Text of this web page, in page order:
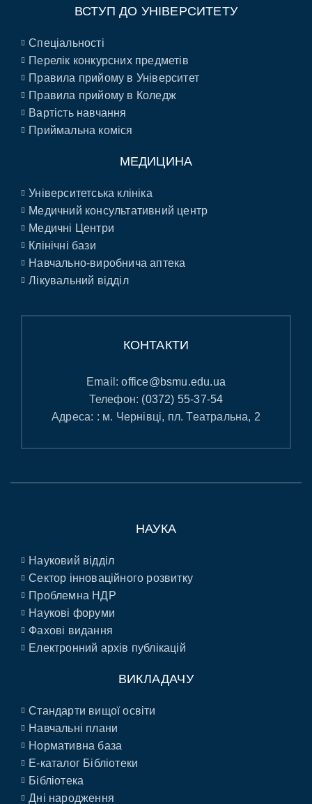
ВСТУП ДО УНІВЕРСИТЕТУ
Спеціальності
Перелік конкурсних предметів
Правила прийому в Університет
Правила прийому в Коледж
Вартість навчання
Приймальна коміся
МЕДИЦИНА
Університетська клініка
Медичний консультативний центр
Медичні Центри
Клінічні бази
Навчально-виробнича аптека
Лікувальний відділ
КОНТАКТИ
Email:office@bsmu.edu.ua
Телефон: (0372) 55-37-54
Адреса: : м. Чернівці, пл. Театральна, 2
НАУКА
Науковий відділ
Сектор інноваційного розвитку
Проблемна НДР
Наукові форуми
Фахові видання
Електронний архів публікацій
ВИКЛАДАЧУ
Стандарти вищої освіти
Навчальні плани
Нормативна база
E-каталог Бібліотеки
Бібліотека
Дні народження